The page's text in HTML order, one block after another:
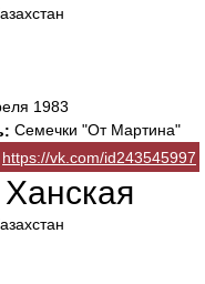
1983
Семечки "От Мартина"
https://vk.com/id243545997